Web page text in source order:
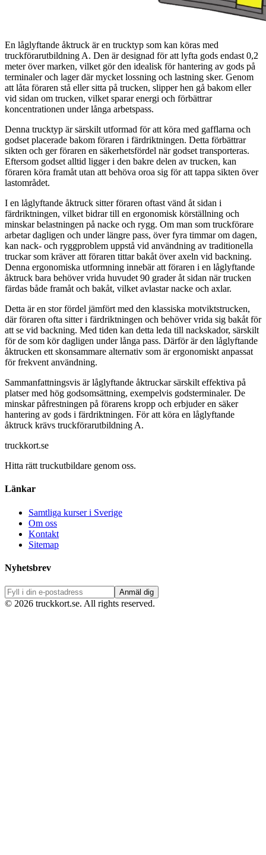
En låglyftande åktruck är en trucktyp som kan köras med
truckförarutbildning A. Den är designad för att lyfta gods endast 0,2
meter över marken, vilket gör den idealisk för hantering av gods på
terminaler och lager där mycket lossning och lastning sker. Genom
att låta föraren stå eller sitta på trucken, slipper hen gå bakom eller
vid sidan om trucken, vilket sparar energi och förbättrar
koncentrationen under långa arbetspass.
Denna trucktyp är särskilt utformad för att köra med gafflarna och
godset placerade bakom föraren i färdriktningen. Detta förbättrar
sikten och ger föraren en säkerhetsfördel när godset transporteras.
Eftersom godset alltid ligger i den bakre delen av trucken, kan
föraren köra framåt utan att behöva oroa sig för att tappa sikten över
lastområdet.
I en låglyftande åktruck sitter föraren oftast vänd åt sidan i
färdriktningen, vilket bidrar till en ergonomisk körställning och
minskar belastningen på nacke och rygg. Om man som truckförare
arbetar dagligen och under längre pass, över fyra timmar om dagen,
kan nack- och ryggproblem uppstå vid användning av traditionella
truckar som kräver att föraren tittar bakåt över axeln vid backning.
Denna ergonomiska utformning innebär att föraren i en låglyftande
åktruck bara behöver vrida huvudet 90 grader åt sidan när trucken
färdas både framåt och bakåt, vilket avlastar nacke och axlar.
Detta är en stor fördel jämfört med den klassiska motviktstrucken,
där föraren ofta sitter i färdriktningen och behöver vrida sig bakåt för
att se vid backning. Med tiden kan detta leda till nackskador, särskilt
för de som kör dagligen under långa pass. Därför är den låglyftande
åktrucken ett skonsammare alternativ som är ergonomiskt anpassat
för frekvent användning.
Sammanfattningsvis är låglyftande åktruckar särskilt effektiva på
platser med hög godsomsättning, exempelvis godsterminaler. De
minskar påfrestningen på förarens kropp och erbjuder en säker
hantering av gods i färdriktningen. För att köra en låglyftande
åktruck krävs truckförarutbildning A.
truckkort.se
Hitta rätt truckutbildare genom oss.
Länkar
Samtliga kurser i Sverige
Om oss
Kontakt
Sitemap
Nyhetsbrev
Anmäl dig
© 2026 truckkort.se. All rights reserved.